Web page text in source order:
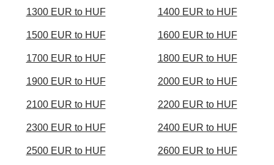
1300 EUR to HUF 1400 EUR to HUF
1500 EUR to HUF 1600 EUR to HUF
1700 EUR to HUF 1800 EUR to HUF
1900 EUR to HUF 2000 EUR to HUF
2100 EUR to HUF 2200 EUR to HUF
2300 EUR to HUF 2400 EUR to HUF
2500 EUR to HUF 2600 EUR to HUF